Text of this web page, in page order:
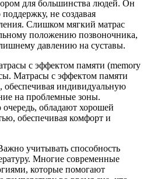
для большинства людей. Он
не создавая
Слишком мягкий матрас
положению позвоночника,
давлению на суставы.
с эффектом памяти (memory
Матрасы с эффектом памяти
обеспечивая индивидуальную
на проблемные зоны.
обладают хорошей
обеспечивая комфорт и
учитывать способность
Многие современные
которые помогают